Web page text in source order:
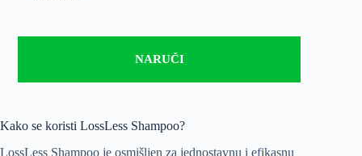
NARUČI
Kako se koristi LossLess Shampoo?
LossLess Shampoo je osmišljen za jednostavnu i efikasnu